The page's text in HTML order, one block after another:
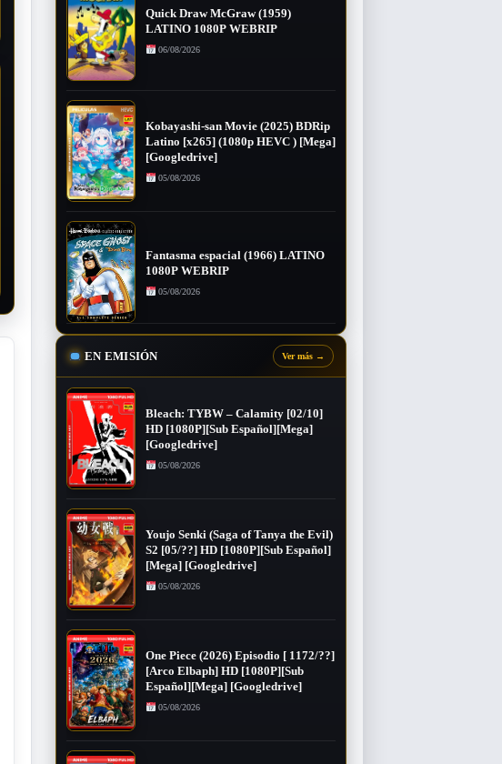
Quick Draw McGraw (1959)
LATINO 1080P WEBRIP
06/08/2026
Kobayashi-san Movie (2025) BDRip
Latino [x265] (1080p HEVC ) [Mega]
[Googledrive]
05/08/2026
Fantasma espacial (1966) LATINO
1080P WEBRIP
05/08/2026
EN EMISIÓN Ver más →
Bleach: TYBW – Calamity [02/10]
HD [1080P][Sub Español][Mega]
[Googledrive]
05/08/2026
Youjo Senki (Saga of Tanya the Evil)
S2 [05/??] HD [1080P][Sub Español]
[Mega] [Googledrive]
05/08/2026
One Piece (2026) Episodio [ 1172/??]
[Arco Elbaph] HD [1080P][Sub
Español][Mega] [Googledrive]
05/08/2026